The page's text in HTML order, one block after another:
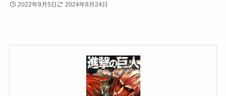
2022年9月5日 2024年8月24日